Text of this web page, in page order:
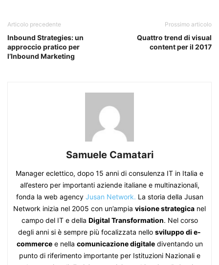
Articolo precedente
Inbound Strategies: un
approccio pratico per
l’Inbound Marketing
Prossimo articolo
Quattro trend di visual
content per il 2017
Samuele Camatari
Manager eclettico, dopo 15 anni di consulenza IT in Italia e
all’estero per importanti aziende italiane e multinazionali,
fonda la web agency Jusan Network. La storia della Jusan
Network inizia nel 2005 con un’ampia visione strategica nel
campo del IT e della Digital Transformation. Nel corso
degli anni si è sempre più focalizzata nello sviluppo di e-
commercee nella comunicazione digitalediventando un
punto di riferimento importante per Istituzioni Nazionali e